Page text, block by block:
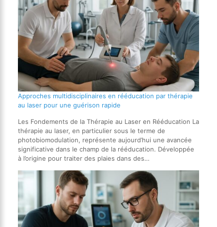
Approches multidisciplinaires en rééducation par thérapie
au laser pour une guérison rapide
Les Fondements de la Thérapie au Laser en Rééducation La
thérapie au laser, en particulier sous le terme de
photobiomodulation, représente aujourd’hui une avancée
significative dans le champ de la rééducation. Développée
à l’origine pour traiter des plaies dans des…